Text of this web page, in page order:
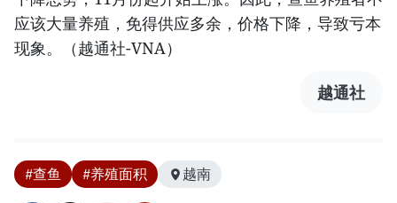
应该大量养殖，免得供应多余，价格下降，导致亏本
现象。（越通社-VNA）
越通社
#查鱼 #养殖面积 越南